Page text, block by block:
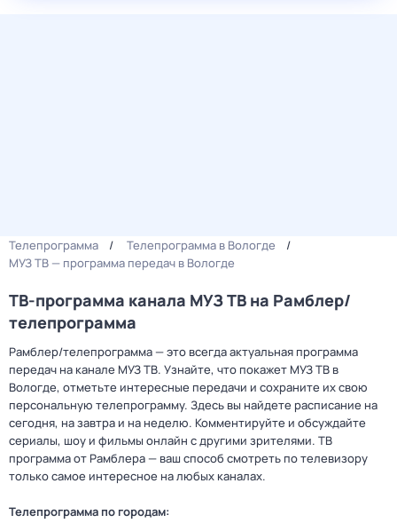
Телепрограмма
Телепрограмма в Вологде
МУЗ ТВ — программа передач в Вологде
ТВ-программа канала МУЗ ТВ на Рамблер/
телепрограмма
Рамблер/телепрограмма — это всегда актуальная программа
передач на канале МУЗ ТВ. Узнайте, что покажет МУЗ ТВ в
Вологде, отметьте интересные передачи и сохраните их свою
персональную телепрограмму. Здесь вы найдете расписание на
сегодня, на завтра и на неделю. Комментируйте и обсуждайте
сериалы, шоу и фильмы онлайн с другими зрителями. ТВ
программа от Рамблера — ваш способ смотреть по телевизору
только самое интересное на любых каналах.
Телепрограмма по городам: